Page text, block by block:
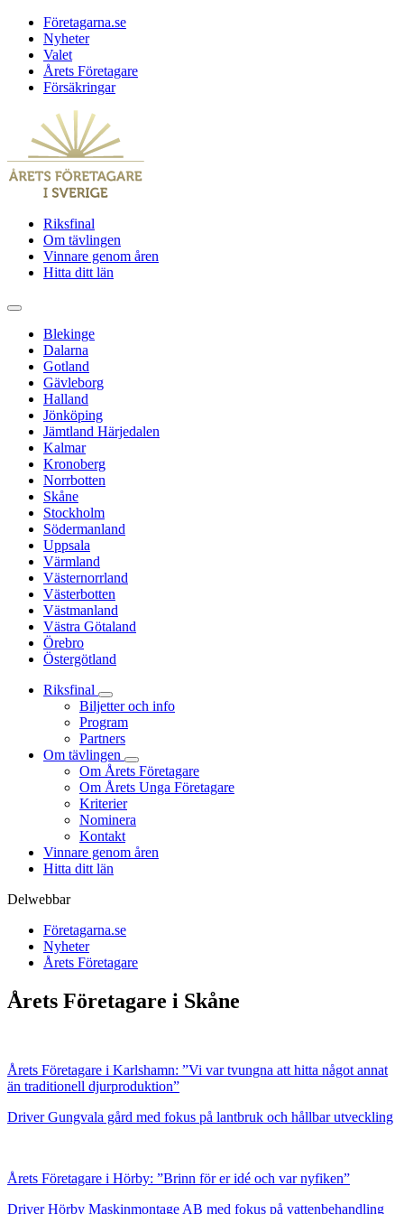
Företagarna.se
Nyheter
Valet
Årets Företagare
Försäkringar
Riksfinal
Om tävlingen
Vinnare genom åren
Hitta ditt län
Blekinge
Dalarna
Gotland
Gävleborg
Halland
Jönköping
Jämtland Härjedalen
Kalmar
Kronoberg
Norrbotten
Skåne
Stockholm
Södermanland
Uppsala
Värmland
Västernorrland
Västerbotten
Västmanland
Västra Götaland
Örebro
Östergötland
Riksfinal
Biljetter och info
Program
Partners
Om tävlingen
Om Årets Företagare
Om Årets Unga Företagare
Kriterier
Nominera
Kontakt
Vinnare genom åren
Hitta ditt län
Delwebbar
Företagarna.se
Nyheter
Årets Företagare
Årets Företagare i Skåne
Årets Företagare i Karlshamn: ”Vi var tvungna att hitta något annat
än traditionell djurproduktion”
Driver Gungvala gård med fokus på lantbruk och hållbar utveckling
Årets Företagare i Hörby: ”Brinn för er idé och var nyfiken”
Driver Hörby Maskinmontage AB med fokus på vattenbehandling